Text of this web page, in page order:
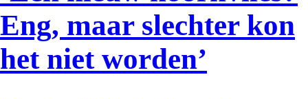
Eng, maar slechter kon
het niet worden’